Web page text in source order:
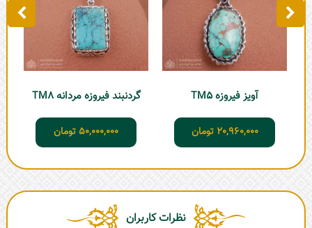
آویز فیروزه TM5
20,960,000 تومان
گردنبند فیروزه مردانه TM8
50,000,000تومان
نظرات کاربران